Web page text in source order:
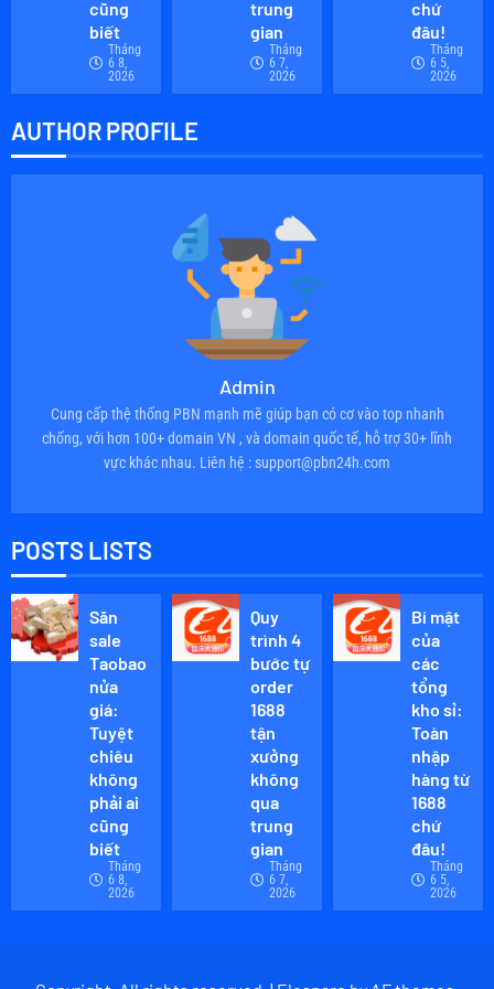
cũng
biết
Tháng
6 8,
2026
trung
gian
Tháng
6 7,
2026
chứ
đâu!
Tháng
6 5,
2026
AUTHOR PROFILE
Admin
Cung cấp thệ thống PBN mạnh mẽ giúp bạn có cơ vào top nhanh
chống, với hơn 100+ domain VN , và domain quốc tế, hỗ trợ 30+ lĩnh
vực khác nhau. Liên hệ : support@pbn24h.com
POSTS LISTS
Săn
sale
Taobao
nửa
giá:
Tuyệt
chiêu
không
phải ai
cũng
biết
Tháng
6 8,
2026
Quy
trình 4
bước tự
order
1688
tận
xưởng
không
qua
trung
gian
Tháng
6 7,
2026
Bí mật
của
các
tổng
kho sỉ:
Toàn
nhập
hàng từ
1688
chứ
đâu!
Tháng
6 5,
2026